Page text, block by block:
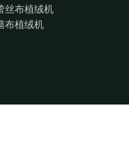
丝布植绒机
布植绒机